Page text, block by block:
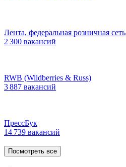
Лента, федеральная розничная сеть
2 300 вакансий
RWB (Wildberries & Russ)
3 887 вакансий
ПрессБук
14 739 вакансий
Посмотреть все